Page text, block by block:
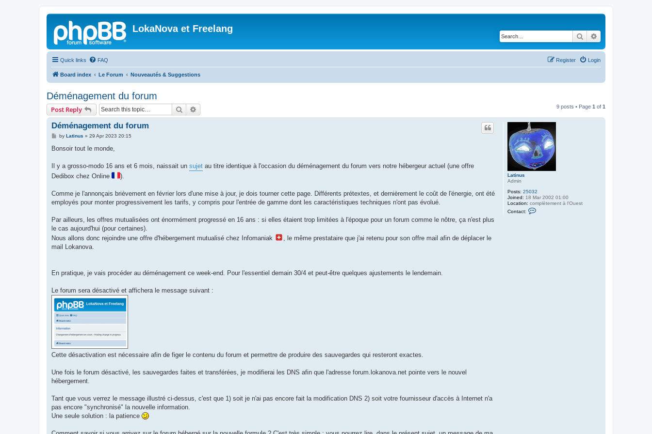
LokaNova et Freelang
Search
Quick links FAQ Login
Register
Board index Le Forum Nouveautés & Suggestions
Déménagement du forum
Post Reply Search 9 posts • Page 1 of 1
Latinus
Admin
Posts: 25032
Joined: 18 Mar 2002 01:00
Location: complètement à l'Ouest
Contact:
Déménagement du forum
P
s
by Latinus » 29 Apr 2023 20:15
Bonsoir tout le monde,
Il y a grosso-modo 16 ans et 6 mois, naissait un sujet au titre identique à l'occasion du déménagement du forum vers notre hébergeur actuel (une offre
Dedibox chez Online
).
Comme je l'annonçais brièvement en février lors d'une mise à jour, je dois tourner cette page. Différents prétextes, et dernièrement le coût de l'énergie, ont été
employés pour monter progressivement les tarifs, y compris pour l'entrée de gamme dont les caractéristiques techniques n'ont pas évolué.
Par ailleurs, les offres mutualisées ont énormément progressé en 16 ans : si elles étaient trop limitées à l'époque pour un forum comme le nôtre, ça n'est plus
le cas aujourd'hui (pour certaines).
Nous allons donc rejoindre une offre d'hébergement mutualisé chez Infomaniak
, le même prestataire que j'ai retenu pour son offre mail afin de déplacer le
mail Lokanova.
En pratique, je vais procéder au déménagement ce week-end. Pour l'essentiel demain 30/4 et peut-être quelques ajustements le lendemain.
Le forum sera désactivé et affichera le message suivant :
Cette désactivation est nécessaire afin de figer le contenu du forum et permettre de produire des sauvegardes qui resteront exactes.
Une fois le forum désactivé, les sauvegardes faites et transférées, je modifierai les DNS afin que l'adresse forum.lokanova.net pointe vers le nouvel
hébergement.
Tant que vous verrez le message illustré ci-dessus, c'est que 1) soit je n'ai pas encore fait la modification DNS 2) soit votre fournisseur d'accès à Internet n'a
pas encore "synchronisé" la nouvelle information.
Une seule solution : la patience